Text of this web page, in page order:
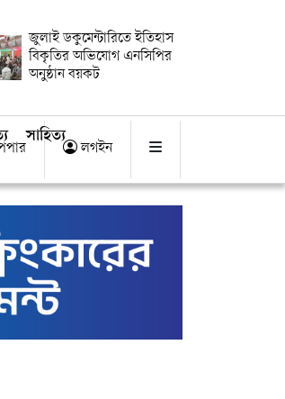
জুলাই ডকুমেন্টারিতে ইতিহাস
বিকৃতির অভিযোগ এনসিপির
অনুষ্ঠান বয়কট
সাহিত্য
লগইন